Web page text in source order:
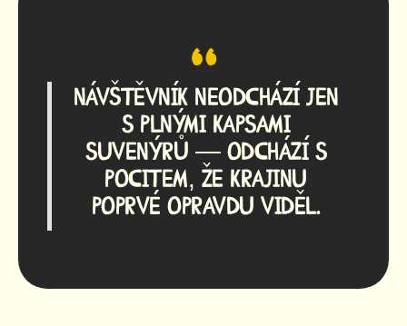
“
Návštěvník neodchází jen
s plnými kapsami
suvenýrů — odchází s
pocitem, že krajinu
poprvé opravdu viděl.